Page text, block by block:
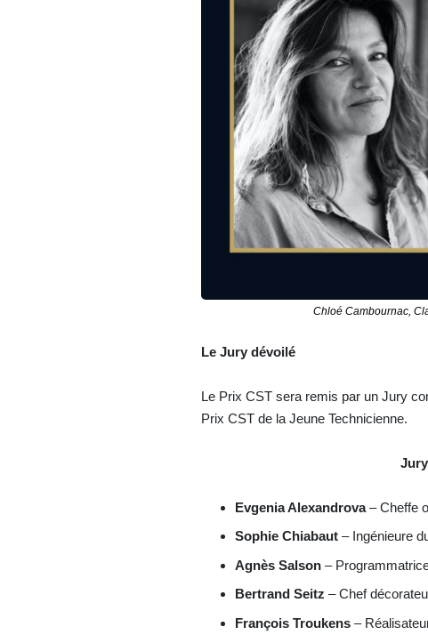
Chloé Cambournac,
Le Jury dévoilé
Le Prix CST sera remis par un Jury
Prix CST de la Jeune Technicienne.
Evgenia Alexandrova– Cheffe
Sophie Chiabaut– Ingénieure
Agnès Salson–
Bertrand Seitz – Chef
François Troukens–